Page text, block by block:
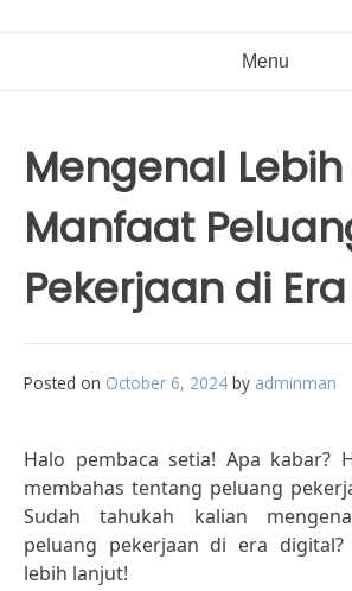
Menu
Mengenal
Manfaat
Pekerjaan di
Posted on October 6, 2024 by adminman
Halo pembaca setia! Apa kabar?
membahas tentang peluang
Sudah tahukah kalian
peluang pekerjaan di era
lebih lanjut!